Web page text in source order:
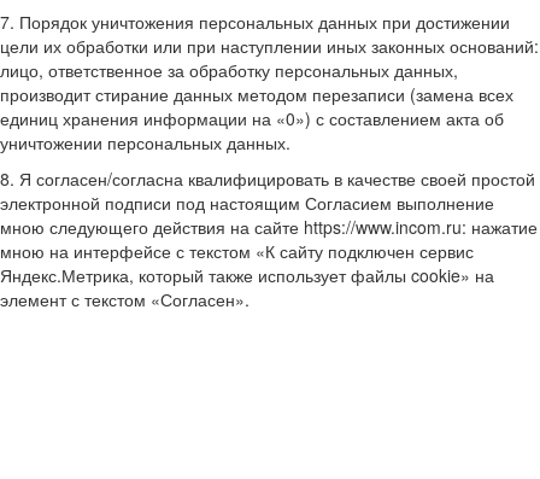
7. Порядок уничтожения персональных данных при достижении
цели их обработки или при наступлении иных законных оснований:
лицо, ответственное за обработку персональных данных,
производит стирание данных методом перезаписи (замена всех
единиц хранения информации на «0») с составлением акта об
уничтожении персональных данных.
8. Я согласен/согласна квалифицировать в качестве своей простой
электронной подписи под настоящим Согласием выполнение
мною следующего действия на сайте https://www.incom.ru: нажатие
мною на интерфейсе с текстом «К сайту подключен сервис
Яндекс.Метрика, который также использует файлы cookie» на
элемент с текстом «Согласен».